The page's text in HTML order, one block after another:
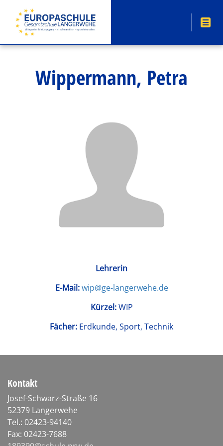
Wippermann, Petra
Lehrerin
E-Mail: wip@ge-langerwehe.de
Kürzel:WIP
Fächer: Erdkunde, Sport, Technik
Kontakt
Josef-Schwarz-Straße 16
52379 Langerwehe
Tel.: 02423-94140
Fax: 02423-7688